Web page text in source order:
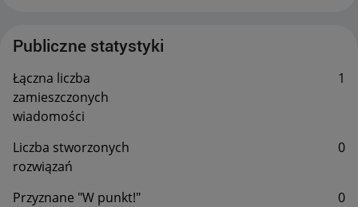
Publiczne statystyki
Łączna liczba
zamieszczonych
wiadomości
1
Liczba stworzonych
rozwiązań
0
Przyznane "W punkt!"
0